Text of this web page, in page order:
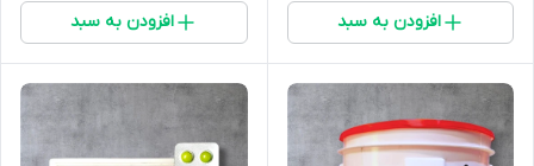
افزودن به سبد افزودن به سبد